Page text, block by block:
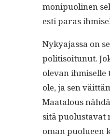
monipuo­li­nen
es­ti paras
Nykya­jas­sa on
poli­ti­soitunut.
ole­van ihmiselle
ole, ja sen
Maat­alous
sitä puo­lus­ta­vat
oman puolueen